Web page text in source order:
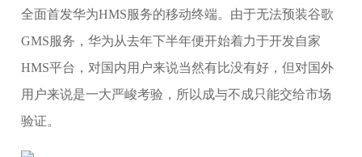
全面首发华为HMS服务的移动终端。由于无法预装谷歌
GMS服务，华为从去年下半年便开始着力于开发自家
HMS平台，对国内用户来说当然有比没有好，但对国外
用户来说是一大严峻考验，所以成与不成只能交给市场
验证。